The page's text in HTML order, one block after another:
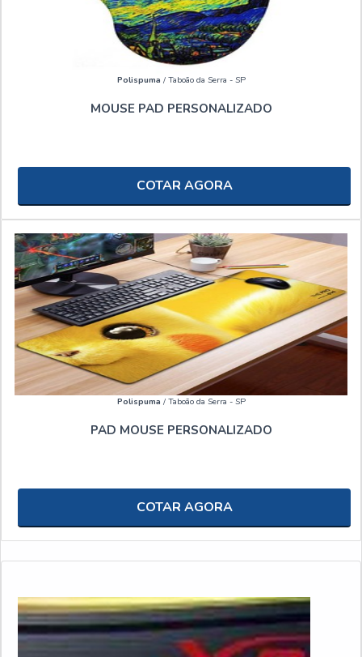
Polispuma / Taboão da Serra - SP
MOUSE PAD PERSONALIZADO
COTAR AGORA
Polispuma / Taboão da Serra - SP
PAD MOUSE PERSONALIZADO
COTAR AGORA